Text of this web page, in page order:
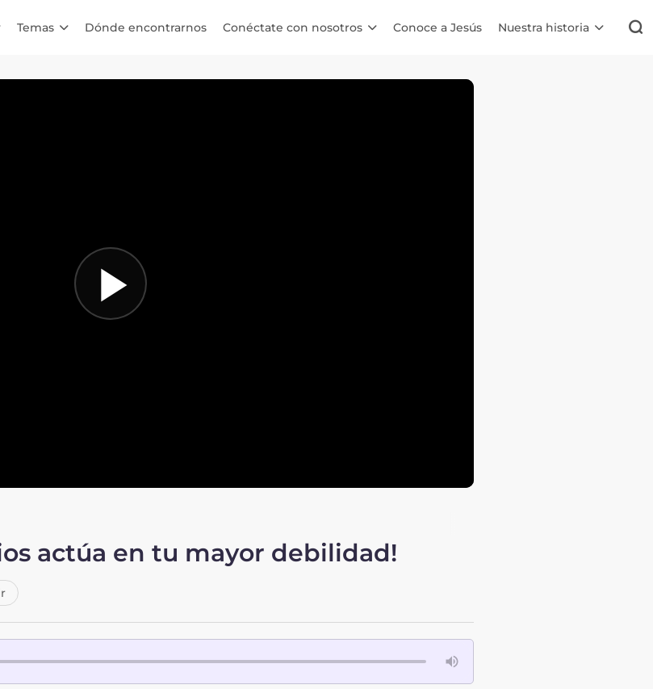
Temas Dónde encontrarnos Conéctate con nosotros Conoce a Jesús Nuestra historia
actúa en tu mayor debilidad!